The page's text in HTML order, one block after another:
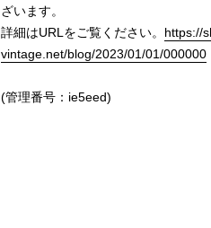
ざいます。
詳細はURLをご覧ください。 https://
vintage.net/blog/2023/01/01/000000
(管理番号：ie5eed)